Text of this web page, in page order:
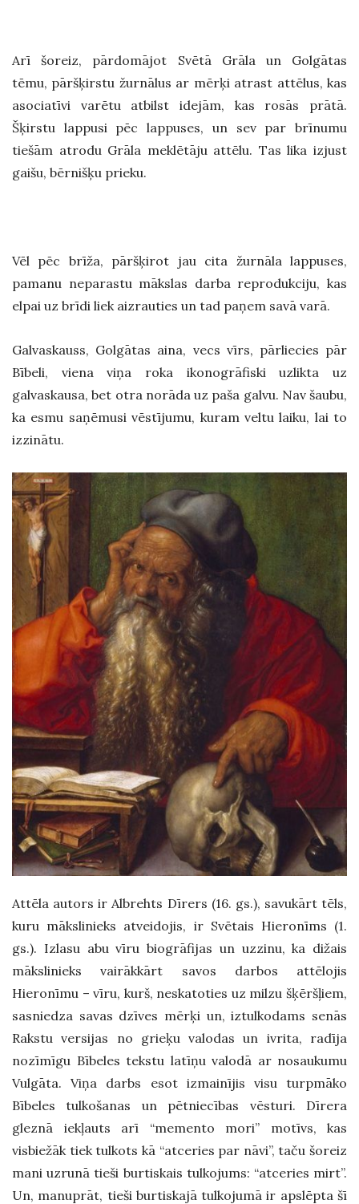
Arī šoreiz, pārdomājot Svētā Grāla un Golgātas
tēmu, pāršķirstu žurnālus ar mērķi atrast attēlus, kas
asociatīvi varētu atbilst idejām, kas rosās prātā.
Šķirstu lappusi pēc lappuses, un sev par brīnumu
tiešām atrodu Grāla meklētāju attēlu. Tas lika izjust
gaišu, bērnišķu prieku.
Vēl pēc brīža, pāršķirot jau cita žurnāla lappuses,
pamanu neparastu mākslas darba reprodukciju, kas
elpai uz brīdi liek aizrauties un tad paņem savā varā.
Galvaskauss, Golgātas aina, vecs vīrs, pārliecies pār
Bībeli, viena viņa roka ikonogrāfiski uzlikta uz
galvaskausa, bet otra norāda uz paša galvu. Nav šaubu,
ka esmu saņēmusi vēstījumu, kuram veltu laiku, lai to
izzinātu.
Attēla autors ir Albrehts Dīrers (16. gs.), savukārt tēls,
kuru mākslinieks atveidojis, ir Svētais Hieronīms (1.
gs.). Izlasu abu vīru biogrāfijas un uzzinu, ka dižais
mākslinieks vairākkārt savos darbos attēlojis
Hieronīmu – vīru, kurš, neskatoties uz milzu šķēršļiem,
sasniedza savas dzīves mērķi un, iztulkodams senās
Rakstu versijas no grieķu valodas un ivrita, radīja
nozīmīgu Bībeles tekstu latīņu valodā ar nosaukumu
Vulgāta. Viņa darbs esot izmainījis visu turpmāko
Bībeles tulkošanas un pētniecības vēsturi. Dīrera
gleznā iekļauts arī “memento mori” motīvs, kas
visbiežāk tiek tulkots kā “atceries par nāvi”, taču šoreiz
mani uzrunā tieši burtiskais tulkojums: “atceries mirt”.
Un, manuprāt, tieši burtiskajā tulkojumā ir apslēpta šī